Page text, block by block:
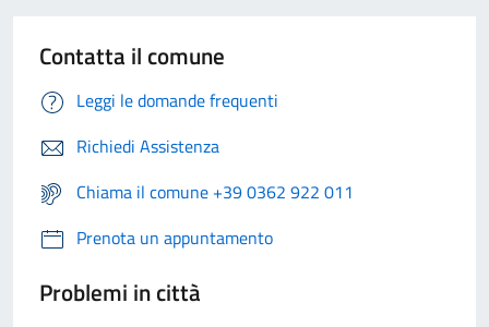
Contatta il comune
Leggi le domande frequenti
Richiedi Assistenza
Chiama il comune +39 0362 922 011
Prenota un appuntamento
Problemi in città